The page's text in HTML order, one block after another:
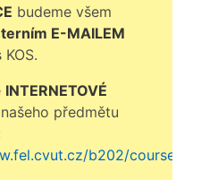
budeme všem
E-MAILEM
KOS.
INTERNETOVÉ
našeho předmětu
b202/courses/